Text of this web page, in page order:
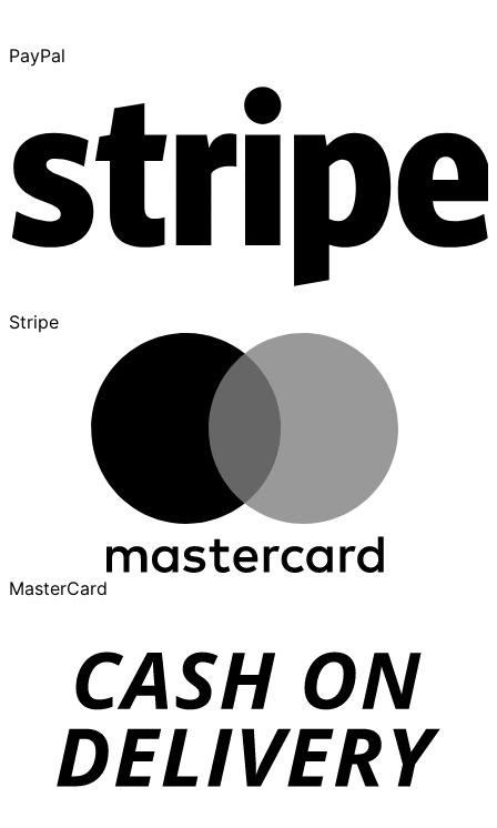
PayPal
Stripe
MasterCard